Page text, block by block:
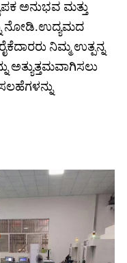
ಅನುಭವ ಮತ್ತು
ನೋಡಿ.ಉದ್ಯಮದ
ನಿಮ್ಮ ಉತ್ಪನ್ನ
ಅತ್ಯುತ್ತಮವಾಗಿಸಲು